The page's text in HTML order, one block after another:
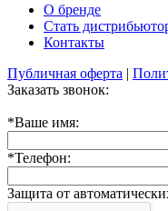
О бренде
Стать
Контакты
Публичная оферта |
Заказать звонок:
*Ваше имя:
*Телефон:
Защита от